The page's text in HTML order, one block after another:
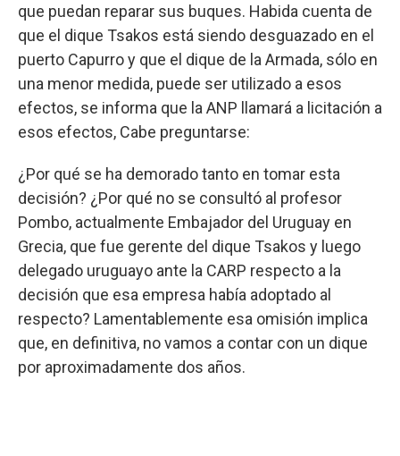
que puedan reparar sus buques. Habida cuenta de
que el dique Tsakos está siendo desguazado en el
puerto Capurro y que el dique de la Armada, sólo en
una menor medida, puede ser utilizado a esos
efectos, se informa que la ANP llamará a licitación a
esos efectos, Cabe preguntarse:
¿Por qué se ha demorado tanto en tomar esta
decisión? ¿Por qué no se consultó al profesor
Pombo, actualmente Embajador del Uruguay en
Grecia, que fue gerente del dique Tsakos y luego
delegado uruguayo ante la CARP respecto a la
decisión que esa empresa había adoptado al
respecto? Lamentablemente esa omisión implica
que, en definitiva, no vamos a contar con un dique
por aproximadamente dos años.